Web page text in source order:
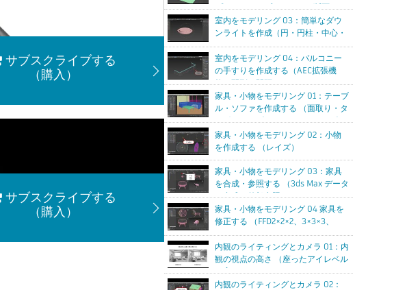
サブスクライブする
（購入）
サブスクライブする
（購入）
プ・スウィープのカスタム断面）
室内をモデリング 03：簡単なダウ
ンライトを作成（円・円柱・中心・
エッジ）
室内をモデリング 04：バルコニー
の手すりを作成する（AEC拡張機
能・配列・間隔ツール）
家具・小物をモデリング 01：テーブ
ル・ソファを作成する （面取り・タ
ーボスムーズ・メッシュスムーズ）
家具・小物をモデリング 02：小物
を作成する （レイズ）
家具・小物をモデリング 03：家具
を合成・参照する （3ds Max データ
の合成・外部参照シーン）
家具・小物をモデリング 04 家具を
修正する （FFD2×2×2、3×3×3、
4×4×4）
内観のライティングとカメラ 01：内
観の視点の高さ （座ったアイレベル
の高さ）
内観のライティングとカメラ 02：